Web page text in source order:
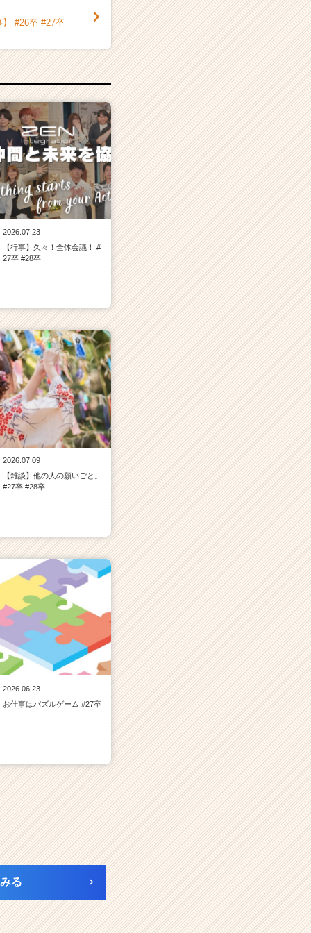
#26卒 #27卒
2026.07.23
【行事】久々！全体会議！ #
27卒 #28卒
2026.07.09
【雑談】他の人の願いごと。
#27卒 #28卒
2026.06.23
お仕事はパズルゲーム #27卒
る